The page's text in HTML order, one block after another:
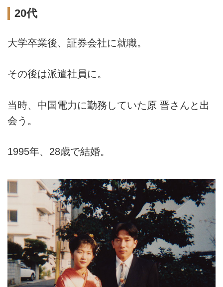
20代
大学卒業後、証券会社に就職。
その後は派遣社員に。
当時、中国電力に勤務していた原 晋さんと出
会う。
1995年、28歳で結婚。